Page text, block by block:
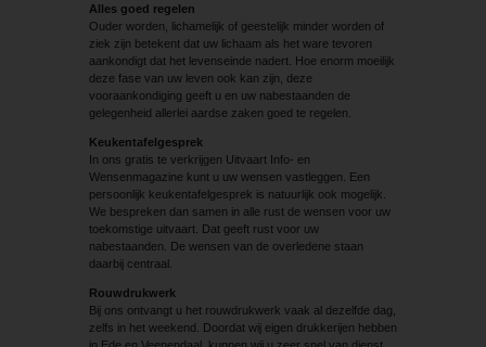
Alles goed regelen
Ouder worden, lichamelijk of geestelijk minder worden of
ziek zijn betekent dat uw lichaam als het ware tevoren
aankondigt dat het levenseinde nadert. Hoe enorm moeilijk
deze fase van uw leven ook kan zijn, deze
vooraankondiging geeft u en uw nabestaanden de
gelegenheid allerlei aardse zaken goed te regelen.
Keukentafelgesprek
In ons gratis te verkrijgen Uitvaart Info- en
Wensenmagazine kunt u uw wensen vastleggen. Een
persoonlijk keukentafelgesprek is natuurlijk ook mogelijk.
We bespreken dan samen in alle rust de wensen voor uw
toekomstige uitvaart. Dat geeft rust voor uw
nabestaanden. De wensen van de overledene staan
daarbij centraal.
Rouwdrukwerk
Bij ons ontvangt u het rouwdrukwerk vaak al dezelfde dag,
zelfs in het weekend. Doordat wij eigen drukkerijen hebben